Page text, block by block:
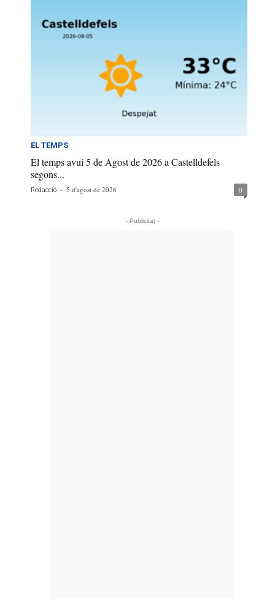
EL TEMPS
El temps avui 5 de Agost de 2026 a Castelldefels
segons...
Redacció - 5 d'agost de 2026 0
- Publicitat -